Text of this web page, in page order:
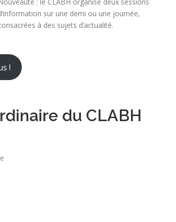
: le CLABH organise deux sessions
sur une demi ou une journée,
à des sujets d’actualité.
!
du CLABH
e